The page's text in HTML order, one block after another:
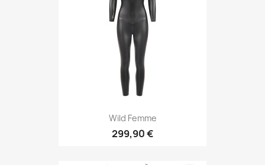
Wild Femme
299,90 €